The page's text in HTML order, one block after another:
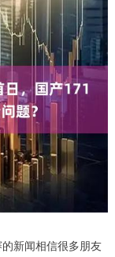
新闻相信很多朋友